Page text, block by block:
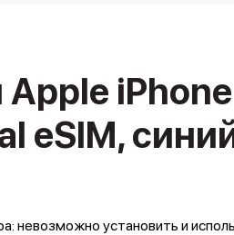
iPhone
eSIM,
невозможно установить и